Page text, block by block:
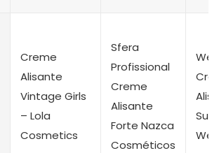
Creme
Alisante
Vintage Girls
– Lola
Cosmetics
Sfera
Profissional
Creme
Alisante
Forte Nazca
Cosméticos